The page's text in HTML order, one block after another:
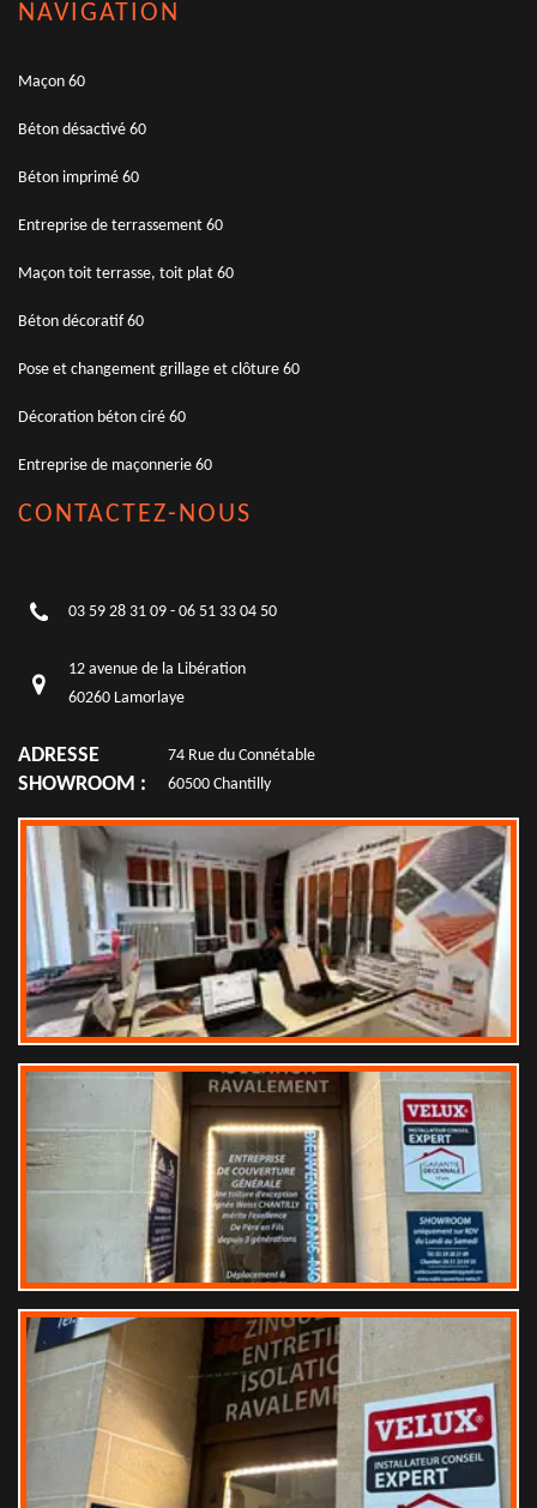
NAVIGATION
Maçon 60
Béton désactivé 60
Béton imprimé 60
Entreprise de terrassement 60
Maçon toit terrasse, toit plat 60
Béton décoratif 60
Pose et changement grillage et clôture 60
Décoration béton ciré 60
Entreprise de maçonnerie 60
CONTACTEZ-NOUS
03 59 28 31 09 - 06 51 33 04 50
12 avenue de la Libération
60260 Lamorlaye
ADRESSE
SHOWROOM :
74 Rue du Connétable
60500 Chantilly